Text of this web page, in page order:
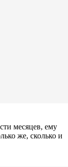
месяцев, ему
же, сколько и